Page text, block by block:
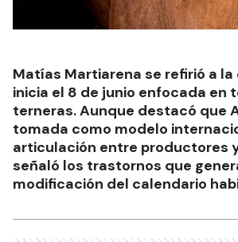
Matías Martiarena se refirió a
inicia el 8 de junio enfocada en
terneras. Aunque destacó que
tomada como modelo
articulación entre productores
señaló los trastornos que
modificación del calendario